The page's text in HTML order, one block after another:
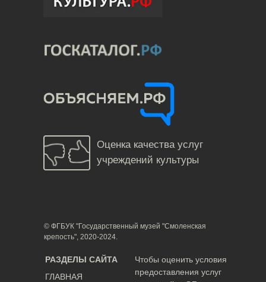
ГЛАВНАЯ
РАЗДЕЛЫ САЙТА
© ФГБУК "Государственный музей "Смоленская
крепость", 2020-2024.
Оценка качества услуг
учреждений культуры
Чтобы оценить условия
предоставления услуг